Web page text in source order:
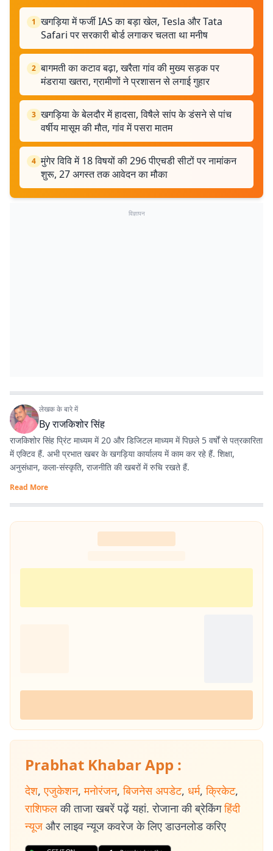
1 खगड़िया में फर्जी IAS का बड़ा खेल, Tesla और Tata
Safari पर सरकारी बोर्ड लगाकर चलता था मनीष
2 बागमती का कटाव बढ़ा, खरैता गांव की मुख्य सड़क पर
मंडराया खतरा, ग्रामीणों ने प्रशासन से लगाई गुहार
3 खगड़िया के बेलदौर में हादसा, विषैले सांप के डंसने से पांच
वर्षीय मासूम की मौत, गांव में पसरा मातम
4 मुंगेर विवि में 18 विषयों की 296 पीएचडी सीटों पर नामांकन
शुरू, 27 अगस्त तक आवेदन का मौका
विज्ञापन
लेखक के बारे में
Byराजकिशोर सिंह
राजकिशोर सिंह प्रिंट माध्यम में 20 और डिजिटल माध्यम में पिछले 5 वर्षों से पत्रकारिता
में एक्टिव हैं. अभी प्रभात खबर के खगड़िया कार्यालय में काम कर रहे हैं. शिक्षा,
अनुसंधान, कला-संस्कृति, राजनीति की खबरों में रुचि रखते हैं.
Read More
Prabhat Khabar App :
देश, एजुकेशन, मनोरंजन, बिजनेस अपडेट, धर्म, क्रिकेट,
राशिफल की ताजा खबरें पढ़ें यहां. रोजाना की ब्रेकिंग हिंदी
न्यूज और लाइव न्यूज कवरेज के लिए डाउनलोड करिए